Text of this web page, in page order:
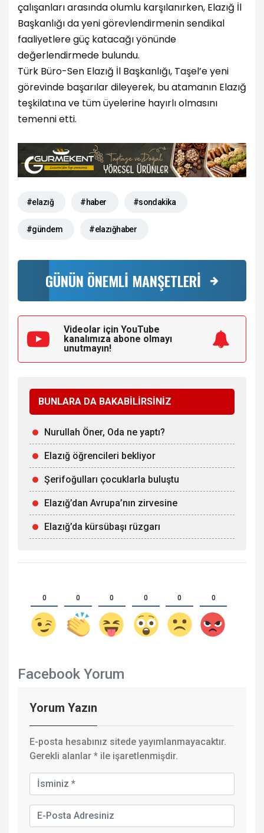
çalışanları arasında olumlu karşılanırken, Elazığ İl
Başkanlığı da yeni görevlendirmenin sendikal
faaliyetlere güç katacağı yönünde
değerlendirmede bulundu.
Türk Büro-Sen Elazığ İl Başkanlığı, Taşel’e yeni
görevinde başarılar dileyerek, bu atamanın Elazığ
teşkilatına ve tüm üyelerine hayırlı olmasını
temenni etti.
#elazığ #haber #sondakika
#gündem #elazığhaber
GÜNÜN ÖNEMLİ MANŞETLERİ
Videolar için YouTube
kanalımıza abone olmayı
unutmayın!
BUNLARA DA BAKABİLİRSİNİZ
Nurullah Öner, Oda ne yaptı?
Elazığ öğrencileri bekliyor
Şerifoğulları çocuklarla buluştu
Elazığ’dan Avrupa’nın zirvesine
Elazığ’da kürsübaşı rüzgarı
0 0 0 0 0 0
Facebook Yorum
Yorum Yazın
E-posta hesabınız sitede yayımlanmayacaktır.
Gerekli alanlar * ile işaretlenmişdir.